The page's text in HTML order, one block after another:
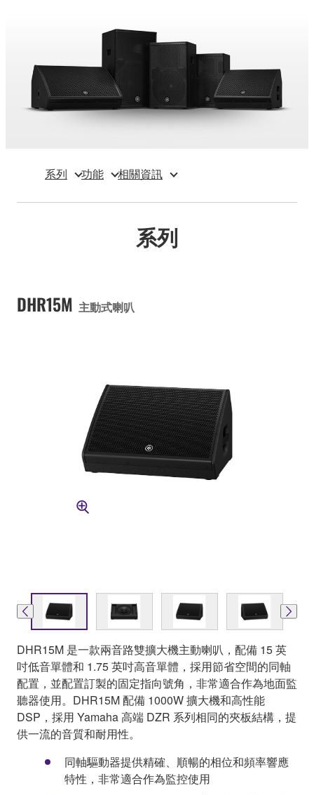
系列 功能 相關資訊
系列
DHR15M 主動式喇叭
DHR15M 是一款兩音路雙擴大機主動喇叭，配備 15 英
吋低音單體和 1.75 英吋高音單體，採用節省空間的同軸
配置，並配置訂製的固定指向號角，非常適合作為地面監
聽器使用。DHR15M 配備 1000W 擴大機和高性能
DSP，採用 Yamaha 高端 DZR 系列相同的夾板結構，提
供一流的音質和耐用性。
同軸驅動器提供精確、順暢的相位和頻率響應
特性，非常適合作為監控使用